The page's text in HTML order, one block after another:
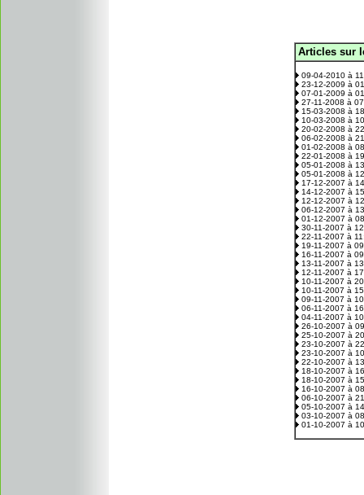
Articles sur
09-04-2010 à
23-12-2009 à
07-01-2009 à
27-11-2008 à
15-03-2008 à
10-03-2008 à
20-02-2008 à
06-02-2008 à
01-02-2008 à
22-01-2008 à
05-01-2008 à
05-01-2008 à
17-12-2007 à
14-12-2007 à
12-12-2007 à
06-12-2007 à
01-12-2007 à
30-11-2007 à
22-11-2007 à
19-11-2007 à
16-11-2007 à
13-11-2007 à
12-11-2007 à
10-11-2007 à
10-11-2007 à
09-11-2007 à
06-11-2007 à
04-11-2007 à
26-10-2007 à
25-10-2007 à
23-10-2007 à
23-10-2007 à
22-10-2007 à
18-10-2007 à
18-10-2007 à
16-10-2007 à
06-10-2007 à
05-10-2007 à
03-10-2007 à
01-10-2007 à